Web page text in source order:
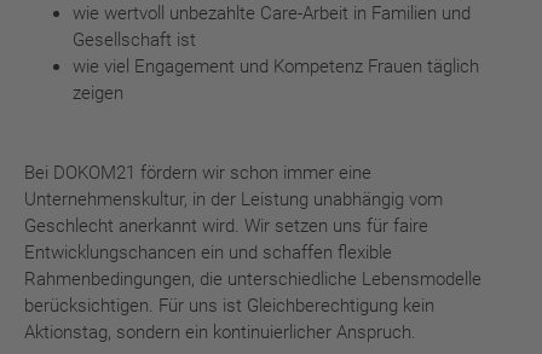
wie wertvoll unbezahlte Care-Arbeit in Familien und
Gesellschaft ist
wie viel Engagement und Kompetenz Frauen täglich
zeigen
Bei DOKOM21 fördern wir schon immer eine
Unternehmenskultur, in der Leistung unabhängig vom
Geschlecht anerkannt wird. Wir setzen uns für faire
Entwicklungschancen ein und schaffen flexible
Rahmenbedingungen, die unterschiedliche Lebensmodelle
berücksichtigen. Für uns ist Gleichberechtigung kein
Aktionstag, sondern ein kontinuierlicher Anspruch.